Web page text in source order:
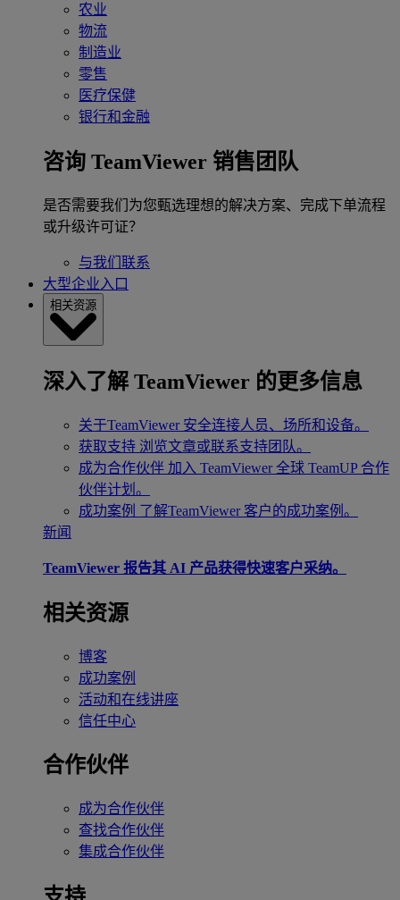
农业
物流
制造业
零售
医疗保健
银行和金融
咨询 TeamViewer 销售团队
是否需要我们为您甄选理想的解决方案、完成下单流程
或升级许可证？
与我们联系
大型企业入口
相关资源
深入了解 TeamViewer 的更多信息
关于TeamViewer 安全连接人员、场所和设备。
获取支持 浏览文章或联系支持团队。
成为合作伙伴 加入 TeamViewer 全球 TeamUP 合作
伙伴计划。
成功案例 了解TeamViewer 客户的成功案例。
新闻
TeamViewer 报告其 AI 产品获得快速客户采纳。
相关资源
博客
成功案例
活动和在线讲座
信任中心
合作伙伴
成为合作伙伴
查找合作伙伴
集成合作伙伴